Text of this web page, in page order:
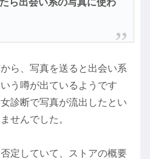
ら出会い系の写真に使わ
ら、写真を送ると出会い系
う噂が出ているようです
診断で写真が流出したとい
せんでした。
定していて、ストアの概要